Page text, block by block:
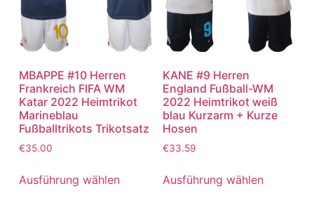
MBAPPE #10 Herren
Frankreich FIFA WM
Katar 2022 Heimtrikot
Marineblau
Fußballtrikots Trikotsatz
€35.00
Ausführung wählen
KANE #9 Herren
England Fußball-WM
2022 Heimtrikot weiß
blau Kurzarm + Kurze
Hosen
€33.59
Ausführung wählen